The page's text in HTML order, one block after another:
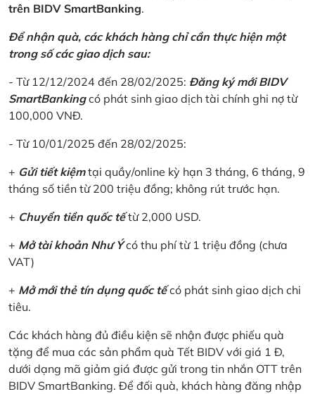
trên BIDV SmartBanking.
Để nhận quà, các khách hàng chỉ cần thực hiện một
trong số các giao dịch sau:
- Từ 12/12/2024 đến 28/02/2025: Đăng ký mới BIDV
SmartBankingcó phát sinh giao dịch tài chính ghi nợ từ
100,000 VNĐ.
- Từ 10/01/2025 đến 28/02/2025:
+ Gửi tiết kiệmtại quầy/online kỳ hạn 3 tháng, 6 tháng, 9
tháng số tiền từ 200 triệu đồng; không rút trước hạn.
+ Chuyển tiền quốc tếtừ 2,000 USD.
+ Mở tài khoản Như Ýcó thu phí từ 1 triệu đồng (chưa
VAT)
+ Mở mới thẻ tín dụng quốc tếcó phát sinh giao dịch chi
tiêu.
Các khách hàng đủ điều kiện sẽ nhận được phiếu quà
tặng để mua các sản phẩm quà Tết BIDV với giá 1 Đ,
dưới dạng mã giảm giá được gửi trong tin nhắn OTT trên
BIDV SmartBanking. Để đối quà, khách hàng đăng nhập